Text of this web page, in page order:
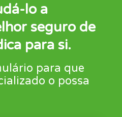
lo a
seguro de
para si.
para que
o possa